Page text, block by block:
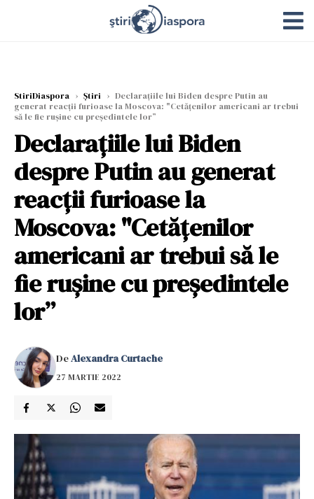
StiriDiaspora › Știri › Declaraţiile lui Biden despre Putin au
generat reacţii furioase la Moscova: "Cetăţenilor americani ar trebui
să le fie ruşine cu preşedintele lor”
Declaraţiile lui Biden
despre Putin au generat
reacţii furioase la
Moscova: "Cetăţenilor
americani ar trebui să le
fie ruşine cu preşedintele
lor”
DeAlexandra Curtache
27 MARTIE 2022